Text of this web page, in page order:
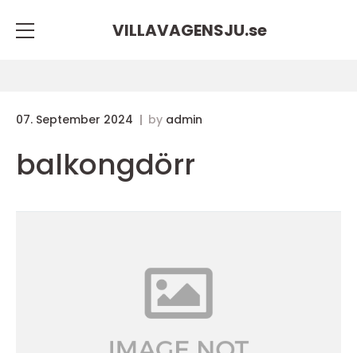
VILLAVAGENSJU.se
07. September 2024 by admin
balkongdörr